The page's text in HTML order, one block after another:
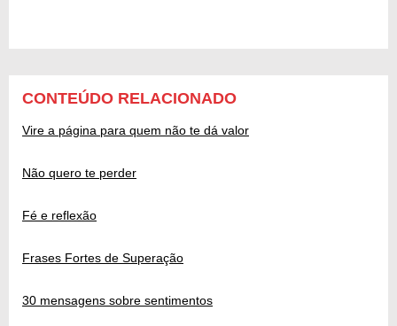
CONTEÚDO RELACIONADO
Vire a página para quem não te dá valor
Não quero te perder
Fé e reflexão
Frases Fortes de Superação
30 mensagens sobre sentimentos